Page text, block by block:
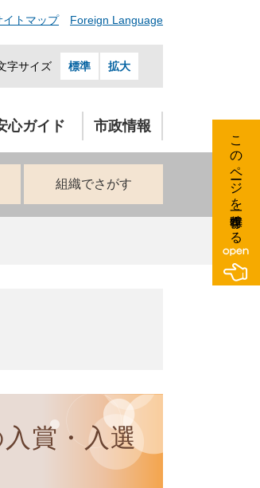
イトマップ Foreign Language
字サイズ 標準 拡大
心ガイド 市政情報
組織でさがす
賞・入選
このページを一時保存する